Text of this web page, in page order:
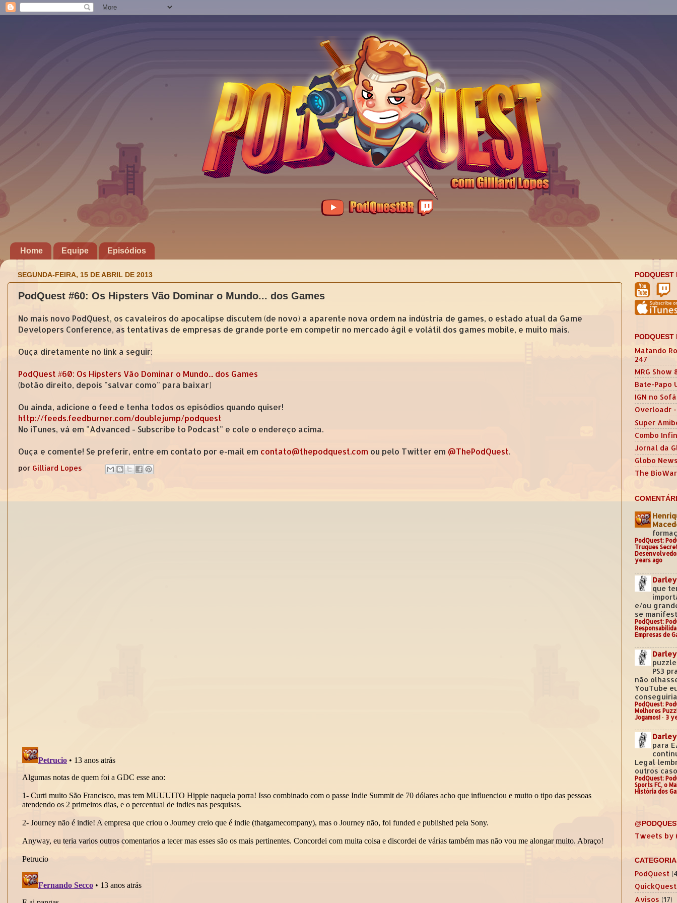
Home Equipe Episódios
SEGUNDA-FEIRA, 15 DE ABRIL DE 2013
PodQuest #60: Os Hipsters Vão Dominar o Mundo... dos Games
No mais novo PodQuest, os cavaleiros do apocalipse discutem (de novo) a aparente nova ordem na indústria de games, o estado atual da Game
Developers Conference, as tentativas de empresas de grande porte em competir no mercado ágil e volátil dos games mobile, e muito mais.
Ouça diretamente no link a seguir:
PodQuest #60: Os Hipsters Vão Dominar o Mundo... dos Games
(botão direito, depois "salvar como" para baixar)
Ou ainda, adicione o feed e tenha todos os episódios quando quiser!
http://feeds.feedburner.com/doublejump/podquest
No iTunes, vá em "Advanced - Subscribe to Podcast" e cole o endereço acima.
Ouça e comente! Se preferir, entre em contato por e-mail em contato@thepodquest.com ou pelo Twitter em @ThePodQuest.
por Gilliard Lopes
PODQUEST
PODQUEST
Matando
247
MRG Show
Bate-Papo
IGN no Sofá
Overloadr
Super
Combo
Jornal da
Globo
The
PodQuest:
Truques
years ago
que
e/ou
se
PodQuest:
Empresas de
PS3
não
YouTube
PodQuest:
Melhores
Jogamos! · 3
para
Legal
outros
PodQuest:
Sports FC, o
História dos
Tweets by
PodQuest
QuickQuest
Avisos (17)